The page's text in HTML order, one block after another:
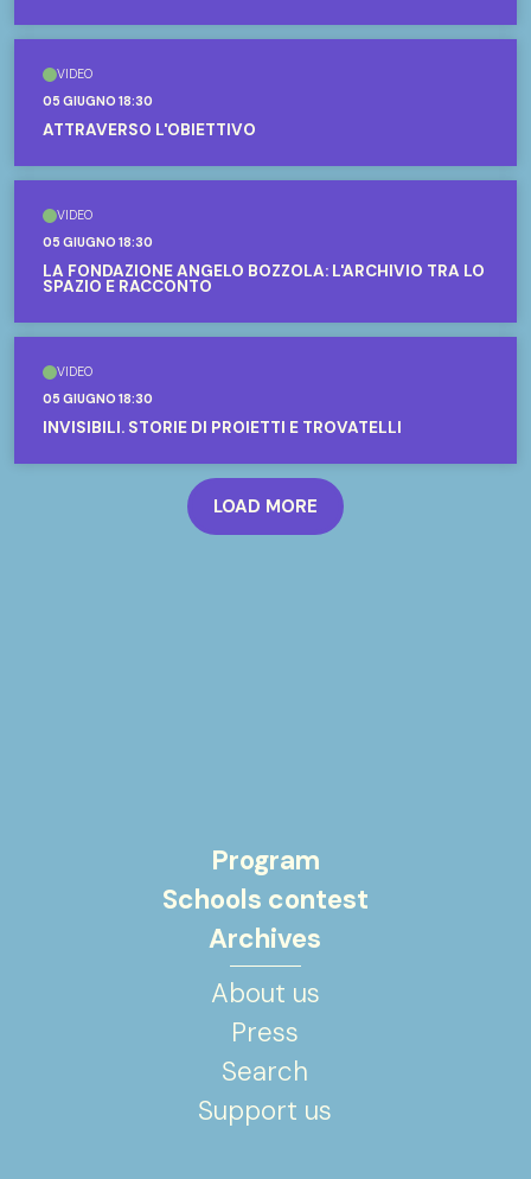
VIDEO
05 GIUGNO 18:30
ATTRAVERSO L'OBIETTIVO
VIDEO
05 GIUGNO 18:30
LA FONDAZIONE ANGELO BOZZOLA: L'ARCHIVIO TRA LO
SPAZIO E RACCONTO
VIDEO
05 GIUGNO 18:30
INVISIBILI. STORIE DI PROIETTI E TROVATELLI
LOAD MORE
Program
Schools contest
Archives
About us
Press
Search
Support us